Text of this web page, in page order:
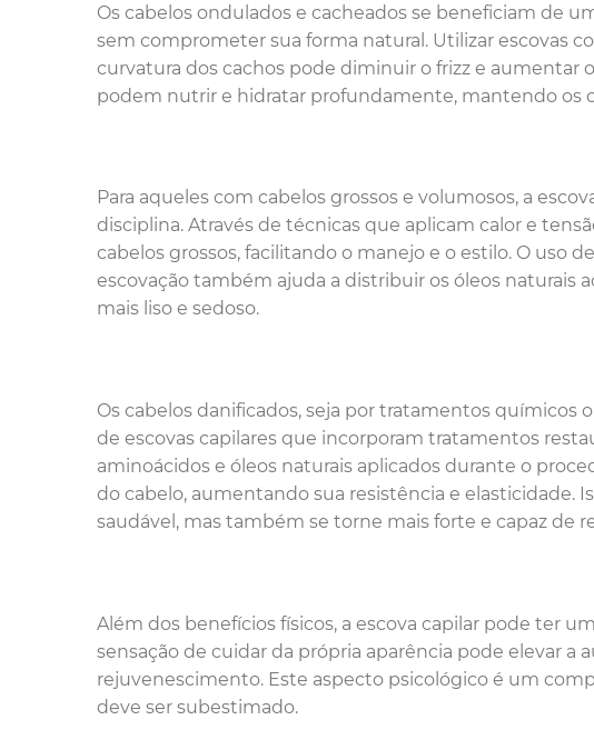
Os cabelos ondulados e cacheados se beneficiam de
sem comprometer sua forma natural. Utilizar escovas
curvatura dos cachos pode diminuir o frizz e aumentar
podem nutrir e hidratar profundamente, mantendo os
Para aqueles com cabelos grossos e volumosos, a
disciplina. Através de técnicas que aplicam calor e
cabelos grossos, facilitando o manejo e o estilo. O uso
escovação também ajuda a distribuir os óleos
mais liso e sedoso.
Os cabelos danificados, seja por tratamentos químicos
de escovas capilares que incorporam tratamentos
aminoácidos e óleos naturais aplicados durante o
do cabelo, aumentando sua resistência e elasticidade.
saudável, mas também se torne mais forte e capaz de
Além dos benefícios físicos, a escova capilar pode ter
sensação de cuidar da própria aparência pode elevar
rejuvenescimento. Este aspecto psicológico é um
deve ser subestimado.